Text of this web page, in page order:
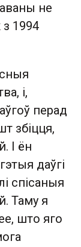
не
1994
і,
перад
збіцця,
І ён
даўгі
спісаныя
Таму я
што яго